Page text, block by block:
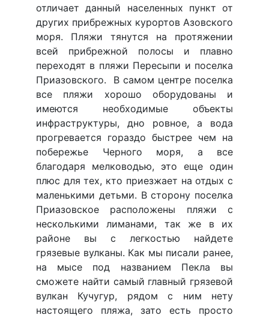
отличает данный населенных пункт от
других прибрежных курортов Азовского
моря. Пляжи тянутся на протяжении
всей прибрежной полосы и плавно
переходят в пляжи Пересыпи и поселка
Приазовского. В самом центре поселка
все пляжи хорошо оборудованы и
имеются необходимые объекты
инфраструктуры, дно ровное, а вода
прогревается гораздо быстрее чем на
побережье Черного моря, а все
благодаря мелководью, это еще один
плюс для тех, кто приезжает на отдых с
маленькими детьми. В сторону поселка
Приазовское расположены пляжи с
несколькими лиманами, так же в их
районе вы с легкостью найдете
грязевые вулканы. Как мы писали ранее,
на мысе под названием Пекла вы
сможете найти самый главный грязевой
вулкан Кучугур, рядом с ним нету
настоящего пляжа, зато есть просто